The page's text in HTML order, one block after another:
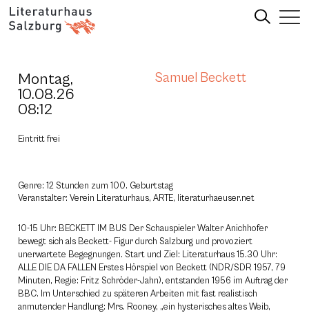
Montag,
10.08.26
08:12
Samuel Beckett
Eintritt frei
Genre: 12 Stunden zum 100. Geburtstag
Veranstalter: Verein Literaturhaus, ARTE, literaturhaeuser.net
10-15 Uhr: BECKETT IM BUS Der Schauspieler Walter Anichhofer
bewegt sich als Beckett- Figur durch Salzburg und provoziert
unerwartete Begegnungen. Start und Ziel: Literaturhaus 15.30 Uhr:
ALLE DIE DA FALLEN Erstes Hörspiel von Beckett (NDR/SDR 1957, 79
Minuten, Regie: Fritz Schröder-Jahn), entstanden 1956 im Auftrag der
BBC. Im Unterschied zu späteren Arbeiten mit fast realistisch
anmutender Handlung: Mrs. Rooney, „ein hysterisches altes Weib,